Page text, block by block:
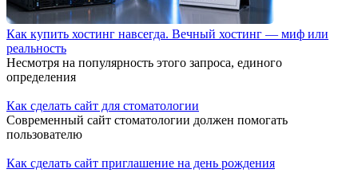
Как купить хостинг навсегда. Вечный хостинг — миф или
реальность
Несмотря на популярность этого запроса, единого
определения
Как сделать сайт для стоматологии
Современный сайт стоматологии должен помогать
пользователю
Как сделать сайт приглашение на день рождения